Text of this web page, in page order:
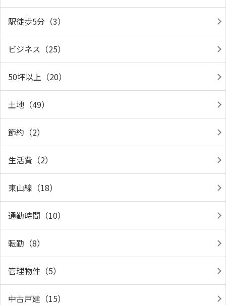
駅徒歩5分（3）
ビジネス（25）
50坪以上（20）
土地（49）
節約（2）
生活費（2）
東山線（18）
通勤時間（10）
転勤（8）
管理物件（5）
中古戸建（15）